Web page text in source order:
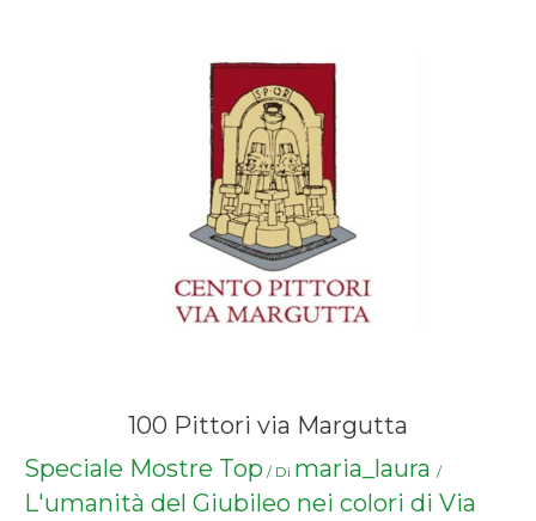
100 Pittori via Margutta
Speciale Mostre Top / Di maria_laura /
L'umanità del Giubileo nei colori di Via